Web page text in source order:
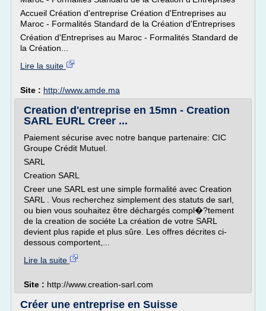
Accueil Création d'entreprise Création d'Entreprises au
Maroc - Formalités Standard de la Création d'Entreprises
Création d'Entreprises au Maroc - Formalités Standard de
la Création...
Lire la suite
Site : http://www.amde.ma
Creation d'entreprise en 15mn - Creation
SARL EURL Creer ...
Paiement sécurise avec notre banque partenaire: CIC
Groupe Crédit Mutuel.
SARL
Creation SARL
Creer une SARL est une simple formalité avec Creation
SARL . Vous recherchez simplement des statuts de sarl,
ou bien vous souhaitez être déchargés compl�?tement
de la creation de sociéte La création de votre SARL
devient plus rapide et plus sûre. Les offres décrites ci-
dessous comportent,...
Lire la suite
Site : http://www.creation-sarl.com
Créer une entreprise en Suisse